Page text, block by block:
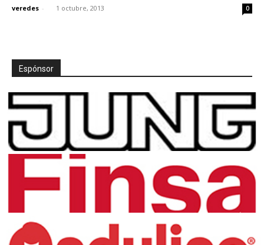
veredes - 1 octubre, 2013 0
Espónsor